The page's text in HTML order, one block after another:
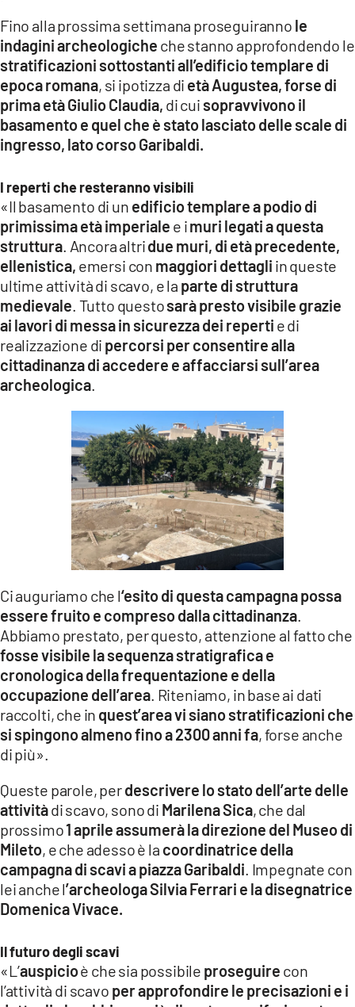
COSENZACHANNEL.IT
ILVIBONESE.IT
CATANZAROCHANNEL.IT
LACAPITALENEWS.IT
App
ANDROID
APPLE
Fino alla prossima settimana proseguiranno le
indagini archeologiche che stanno approfondendo le
stratificazioni sottostanti all’edificio templare di
epoca romana, si ipotizza di età Augustea, forse di
prima età Giulio Claudia, di cui sopravvivono il
basamento e quel che è stato lasciato delle scale di
ingresso, lato corso Garibaldi.
I reperti che resteranno visibili
«Il basamento di un edificio templare a podio di
primissima età imperiale e imuri legati a questa
struttura . Ancora altridue muri, di età precedente,
ellenistica, emersi con maggiori dettagli in queste
ultime attività di scavo, e la parte di struttura
medievale . Tutto questosarà presto visibile grazie
ai lavori di messa in sicurezza dei reperti e di
realizzazione di percorsi per consentire alla
cittadinanza di accedere e affacciarsi sull’area
archeologica
Ci auguriamo che l‘esito di questa campagna possa
essere fruito e compreso dalla cittadinanza.
Abbiamo prestato, per questo, attenzione al fatto che
fosse visibile la sequenza stratigrafica e
cronologica della frequentazione e della
occupazione dell’area. Riteniamo, in base ai dati
raccolti, che in quest’area vi siano stratificazioni che
si spingono almeno fino a 2300 anni fa, forse anche
di più».
Queste parole, perdescrivere lo stato dell’arte delle
attivitàdi scavo, sono di Marilena Sica, che dal
prossimo1 aprile assumerà la direzione del Museo di
Mileto, e che adesso è la coordinatrice della
campagna di scavi a piazza Garibaldi. Impegnate con
lei anche l’archeologa Silvia Ferrari e la disegnatrice
Domenica Vivace.
Il futuro degli scavi
«L’auspicioè che sia possibile proseguire con
l’attività di scavo per approfondire le precisazioni e i